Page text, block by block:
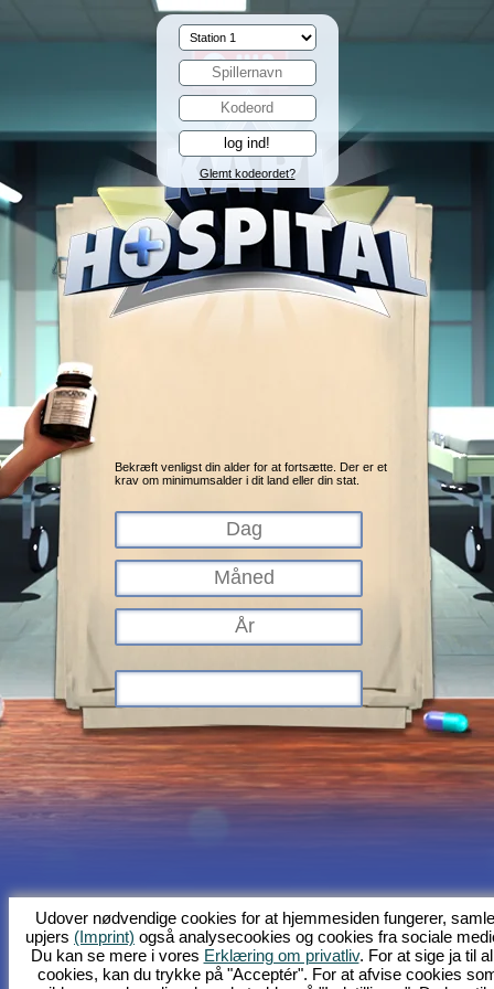
Glemt kodeordet?
Bekræft venligst din alder for at fortsætte. Der er et
krav om minimumsalder i dit land eller din stat.
Hvad er Kapi Hospital? Baggrundshistorien Indhold
Skærmfotos
Regler
Forum GFB Databeskyttelse Kolofon
Kunde-support og
hjælp
Browserspil - Upjers.com
Håndtér cookies
Udover nødvendige cookies for at hjemmesiden fungerer,
upjers (Imprint) også analysecookies og cookies fra sociale
Du kan se mere i vores Erklæring om privatliv. For at sige ja til
cookies, kan du trykke på "Acceptér". For at afvise cookies